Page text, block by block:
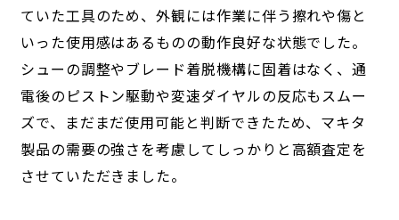
ていた工具のため、外観には作業に伴う擦れや傷と
いった使用感はあるものの動作良好な状態でした。
シューの調整やブレード着脱機構に固着はなく、通
電後のピストン駆動や変速ダイヤルの反応もスムー
ズで、まだまだ使用可能と判断できたため、マキタ
製品の需要の強さを考慮してしっかりと高額査定を
させていただきました。